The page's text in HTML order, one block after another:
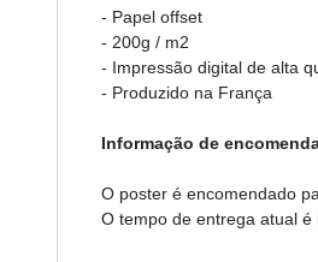
- Papel offset
- 200g / m2
- Impressão digital de alta
- Produzido na França
Informação de
O poster é encomendado
O tempo de entrega atual